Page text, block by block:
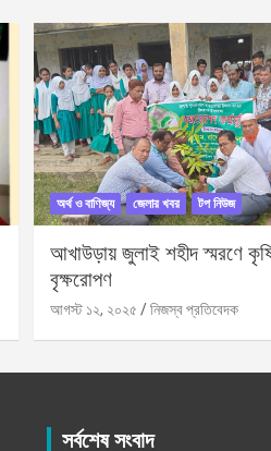
অর্থ ও বাণিজ্য জেলার খবর টপ নিউজ
আখাউড়ায় জুলাই শহীদ স্মরণে
বৃক্ষরোপণ
আগস্ট ১২, ২০২৫ নিজস্ব প্রতিবেদক
সর্বশেষ সংবাদ